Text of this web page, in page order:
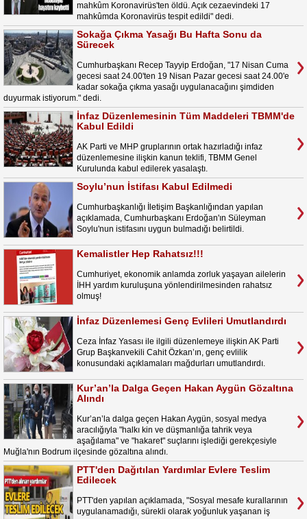
mahkûm Koronavirüs'ten öldü. Açık cezaevindeki 17
mahkûmda Koronavirüs tespit edildi" dedi.
Sokağa Çıkma Yasağı Bu Hafta Sonu da
Sürecek
Cumhurbaşkanı Recep Tayyip Erdoğan, "17 Nisan Cuma
gecesi saat 24.00'ten 19 Nisan Pazar gecesi saat 24.00'e
kadar sokağa çıkma yasağı uygulanacağını şimdiden
duyurmak istiyorum." dedi.
İnfaz Düzenlemesinin Tüm Maddeleri TBMM'de
Kabul Edildi
AK Parti ve MHP gruplarının ortak hazırladığı infaz
düzenlemesine ilişkin kanun teklifi, TBMM Genel
Kurulunda kabul edilerek yasalaştı.
Soylu’nun İstifası Kabul Edilmedi
Cumhurbaşkanlığı İletişim Başkanlığından yapılan
açıklamada, Cumhurbaşkanı Erdoğan'ın Süleyman
Soylu'nun istifasını uygun bulmadığı belirtildi.
Kemalistler Hep Rahatsız!!!
Cumhuriyet, ekonomik anlamda zorluk yaşayan ailelerin
İHH yardım kuruluşuna yönlendirilmesinden rahatsız
olmuş!
İnfaz Düzenlemesi Genç Evlileri Umutlandırdı
Ceza İnfaz Yasası ile ilgili düzenlemeye ilişkin AK Parti
Grup Başkanvekili Cahit Özkan’ın, genç evlilik
konusundaki açıklamaları mağdurları umutlandırdı.
Kur’an’la Dalga Geçen Hakan Aygün Gözaltına
Alındı
Kur’an’la dalga geçen Hakan Aygün, sosyal medya
aracılığıyla "halkı kin ve düşmanlığa tahrik veya
aşağılama" ve "hakaret" suçlarını işlediği gerekçesiyle
Muğla'nın Bodrum ilçesinde gözaltına alındı.
PTT'den Dağıtılan Yardımlar Evlere Teslim
Edilecek
PTT'den yapılan açıklamada, "Sosyal mesafe kurallarının
uygulanamadığı, sürekli olarak yoğunluk yaşanan iş